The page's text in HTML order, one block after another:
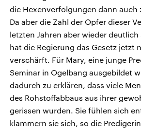
die Hexenverfolgungen dann auch
Da aber die Zahl der Opfer dieser
letzten Jahren aber wieder
hat die Regierung das Gesetz jetzt
verschärft. Für Mary, eine junge
Seminar in Ogelbang ausgebildet
dadurch zu erklären, dass viele
des Rohstoffabbaus aus ihrer
gerissen wurden. Sie fühlen sich
klammern sie sich, so die